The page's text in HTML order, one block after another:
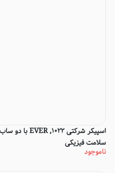
سلامت فیزیکی
ناموجود